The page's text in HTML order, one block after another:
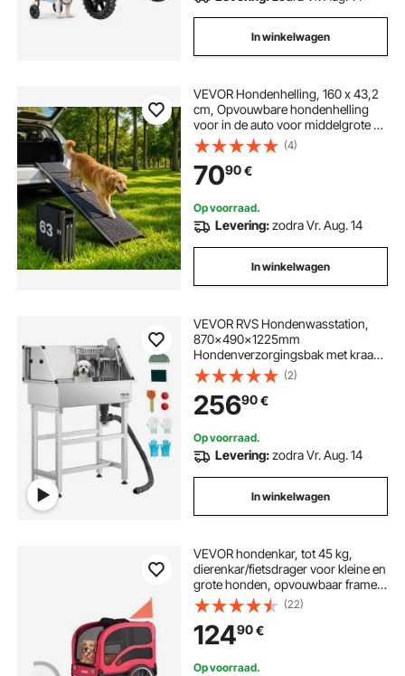
In winkelwagen
VEVOR Hondenhelling, 160 x 43,2
cm, Opvouwbare hondenhelling
voor in de auto voor middelgrote en
grote honden tot 113 kg,
Hondentrap met antislip vilten
tapijt, Draagbare instaphulp voor
SUV's en vrachtwagens
(4)
7090€
Op voorraad.
Levering:zodra Vr. Aug. 14
In winkelwagen
VEVOR RVS Hondenwasstation,
870x490x1225mm
Hondenverzorgingsbak met kraan,
douchekop, zeephouder en
speelballen, Hondenbad voor
meerdere huisdieren, Wasbak voor
thuis
(2)
25690€
Op voorraad.
Levering:zodra Vr. Aug. 14
In winkelwagen
VEVOR hondenkar, tot 45 kg,
dierenkar/fietsdrager voor kleine en
grote honden, opvouwbaar frame
met wielen, universele
fietskoppeling, incl. vlag, interne
riem, 1350x720x840 mm
(22)
12490€
Op voorraad.